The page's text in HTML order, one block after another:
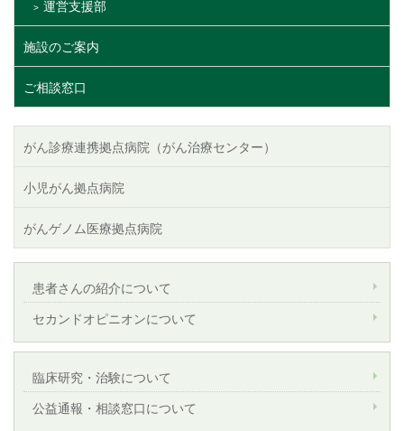
運営支援部
施設のご案内
ご相談窓口
がん診療連携拠点病院（がん治療センター）
小児がん拠点病院
がんゲノム医療拠点病院
患者さんの紹介について
セカンドオピニオンについて
臨床研究・治験について
公益通報・相談窓口について